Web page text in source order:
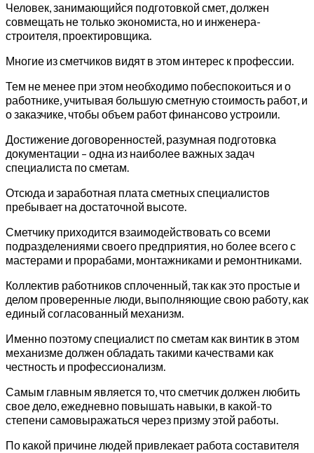
Человек, занимающийся подготовкой смет, должен
совмещать не только экономиста, но и инженера-
строителя, проектировщика.
Многие из сметчиков видят в этом интерес к профессии.
Тем не менее при этом необходимо побеспокоиться и о
работнике, учитывая большую сметную стоимость работ, и
о заказчике, чтобы объем работ финансово устроили.
Достижение договоренностей, разумная подготовка
документации – одна из наиболее важных задач
специалиста по сметам.
Отсюда и заработная плата сметных специалистов
пребывает на достаточной высоте.
Сметчику приходится взаимодействовать со всеми
подразделениями своего предприятия, но более всего с
мастерами и прорабами, монтажниками и ремонтниками.
Коллектив работников сплоченный, так как это простые и
делом проверенные люди, выполняющие свою работу, как
единый согласованный механизм.
Именно поэтому специалист по сметам как винтик в этом
механизме должен обладать такими качествами как
честность и профессионализм.
Самым главным является то, что сметчик должен любить
свое дело, ежедневно повышать навыки, в какой-то
степени самовыражаться через призму этой работы.
По какой причине людей привлекает работа составителя